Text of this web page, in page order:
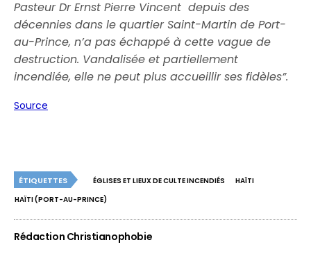
Pasteur Dr Ernst Pierre Vincent depuis des
décennies dans le quartier Saint-Martin de Port-
au-Prince, n’a pas échappé à cette vague de
destruction. Vandalisée et partiellement
incendiée, elle ne peut plus accueillir ses fidèles”.
Source
ÉTIQUETTES ÉGLISES ET LIEUX DE CULTE INCENDIÉS
HAÏTI
HAÏTI (PORT-AU-PRINCE)
Rédaction Christianophobie